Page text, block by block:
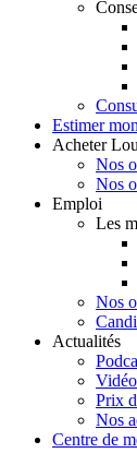
Estimer
Acheter
Nos
Nos
Emploi
Les
Nos
Actualités
Prix
Nos
Centre de